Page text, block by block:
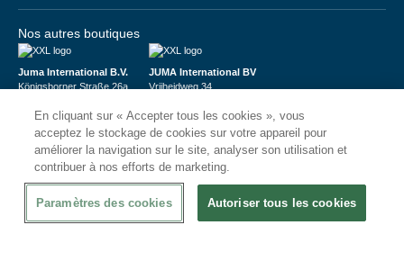
Nos autres boutiques
Juma International B.V.
Königsborner Straße 26a
USt-ID: DE321159873
Handelsregister: 58573909
JUMA International BV
Vrijheidweg 34
BTW: NL853095048B01
K.V.K.: 58573909
En cliquant sur « Accepter tous les cookies », vous
acceptez le stockage de cookies sur votre appareil pour
améliorer la navigation sur le site, analyser son utilisation et
contribuer à nos efforts de marketing.
Paramètres des cookies Autoriser tous les cookies